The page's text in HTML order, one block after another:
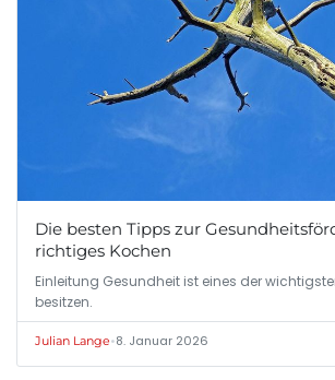
Die besten Tipps zur
richtiges Kochen
Einleitung Gesundheit ist eines der
besitzen.
Julian Lange•8. Januar 2026